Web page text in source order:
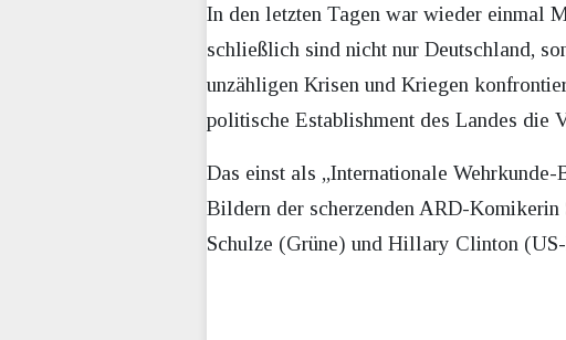
In den letzten Tagen war wieder einmal
schließlich sind nicht nur Deutschland,
unzähligen Krisen und Kriegen
politische Establishment des Landes die
Das einst als „Internationale
Bildern der scherzenden ARD-
Schulze (Grüne) und Hillary Clinton